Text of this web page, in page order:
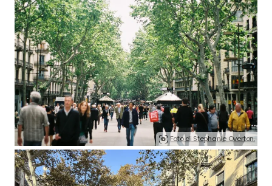
Foto di Stephanie Overton.